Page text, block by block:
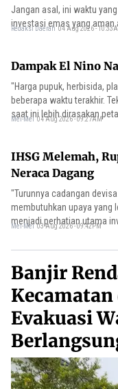
Jangan asal, ini waktu
investasi emas yang
Redaksi Daerah 04 Aug 2026 -
Dampak El Nino
"Harga pupuk, herbisida,
beberapa waktu terakhir.
saat ini lebih dirasakan
Mei-Mei 04 Aug 2026 - 09:27AM
IHSG Melemah,
Neraca Dagang
"Turunnya cadangan
membutuhkan upaya yang
menjadi perhatian utama
Mei-Mei 03 Aug 2026 - 09:42PM
Banjir
Kecamatan
Evakuasi